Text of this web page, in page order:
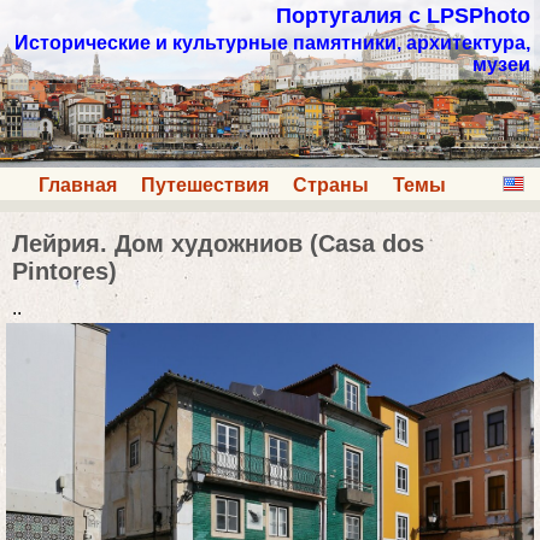
Португалия с LPSPhoto
Исторические и культурные памятники, архитектура,
музеи
Главная Путешествия Страны Темы
Лейрия. Дом художниов (Casa dos
Pintores)
..